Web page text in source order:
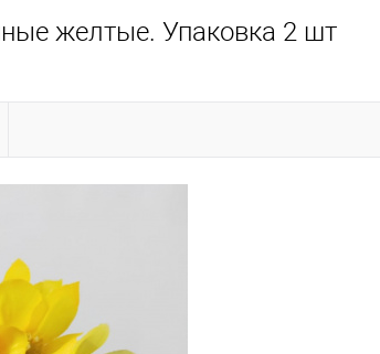
желтые. Упаковка 2 шт